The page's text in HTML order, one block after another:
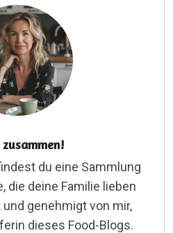
du eine Sammlung
die deine Familie lieben
genehmigt von mir,
dieses Food-Blogs.